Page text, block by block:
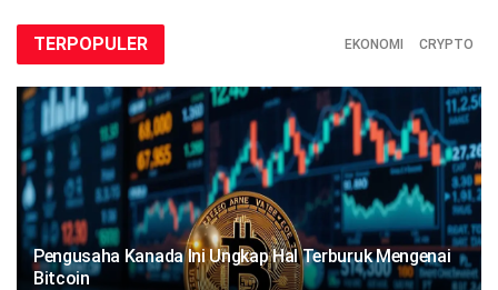
TERPOPULER EKONOMI CRYPTO
Pengusaha Kanada Ini Ungkap Hal Terburuk Mengenai
Bitcoin